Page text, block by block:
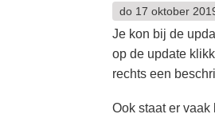
do 17 oktober
Je kon bij de
op de update
rechts een
Ook staat er vaak